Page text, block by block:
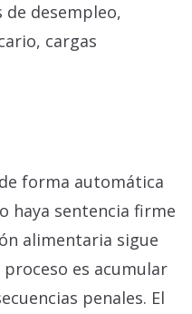
desempleo,
cargas
forma automática
haya sentencia firme
alimentaria sigue
es acumular
penales. El